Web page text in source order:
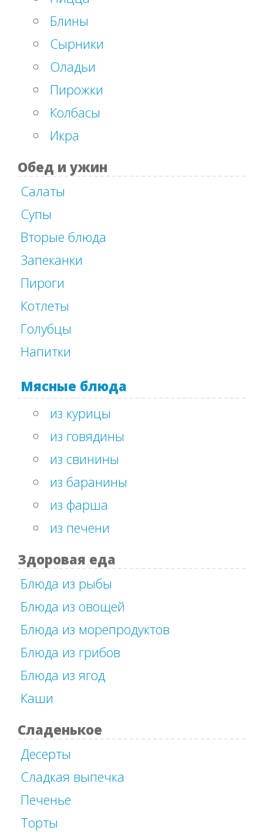
Блины
Сырники
Оладьи
Пирожки
Колбасы
Икра
Обед и ужин
Салаты
Супы
Вторые блюда
Запеканки
Пироги
Котлеты
Голубцы
Напитки
Мясные блюда
из курицы
из говядины
из свинины
из баранины
из фарша
из печени
Здоровая еда
Блюда из рыбы
Блюда из овощей
Блюда из морепродуктов
Блюда из грибов
Блюда из ягод
Каши
Сладенькое
Десерты
Сладкая выпечка
Печенье
Торты